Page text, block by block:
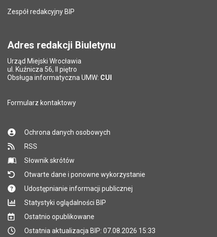
Zespół redakcyjny BIP
Adres redakcji Biuletynu
Urząd Miejski Wrocławia
ul. Kuźnicza 56, II piętro
Obsługa informatyczna UMW: CUI
Formularz kontaktowy
Ochrona danych osobowych
RSS
Słownik skrótów
Otwarte dane i ponowne wykorzystanie
Udostępnianie informacji publicznej
Statystyki oglądalności BIP
Ostatnio opublikowane
Ostatnia aktualizacja BIP: 07.08.2026 15:33